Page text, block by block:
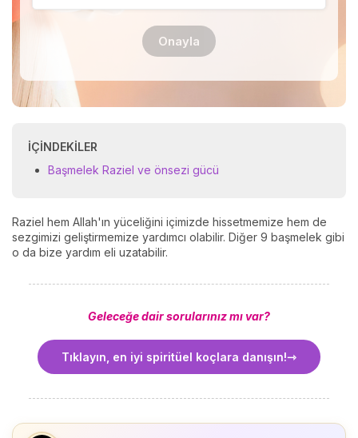
Onayla
İÇINDEKILER
Başmelek Raziel ve önsezi gücü
Raziel hem Allah'ın yüceliğini içimizde hissetmemize hem de
sezgimizi geliştirmemize yardımcı olabilir. Diğer 9 başmelek gibi
o da bize yardım eli uzatabilir.
Geleceğe dair sorularınız mı var?
Tıklayın, en iyi spiritüel koçlara danışın!